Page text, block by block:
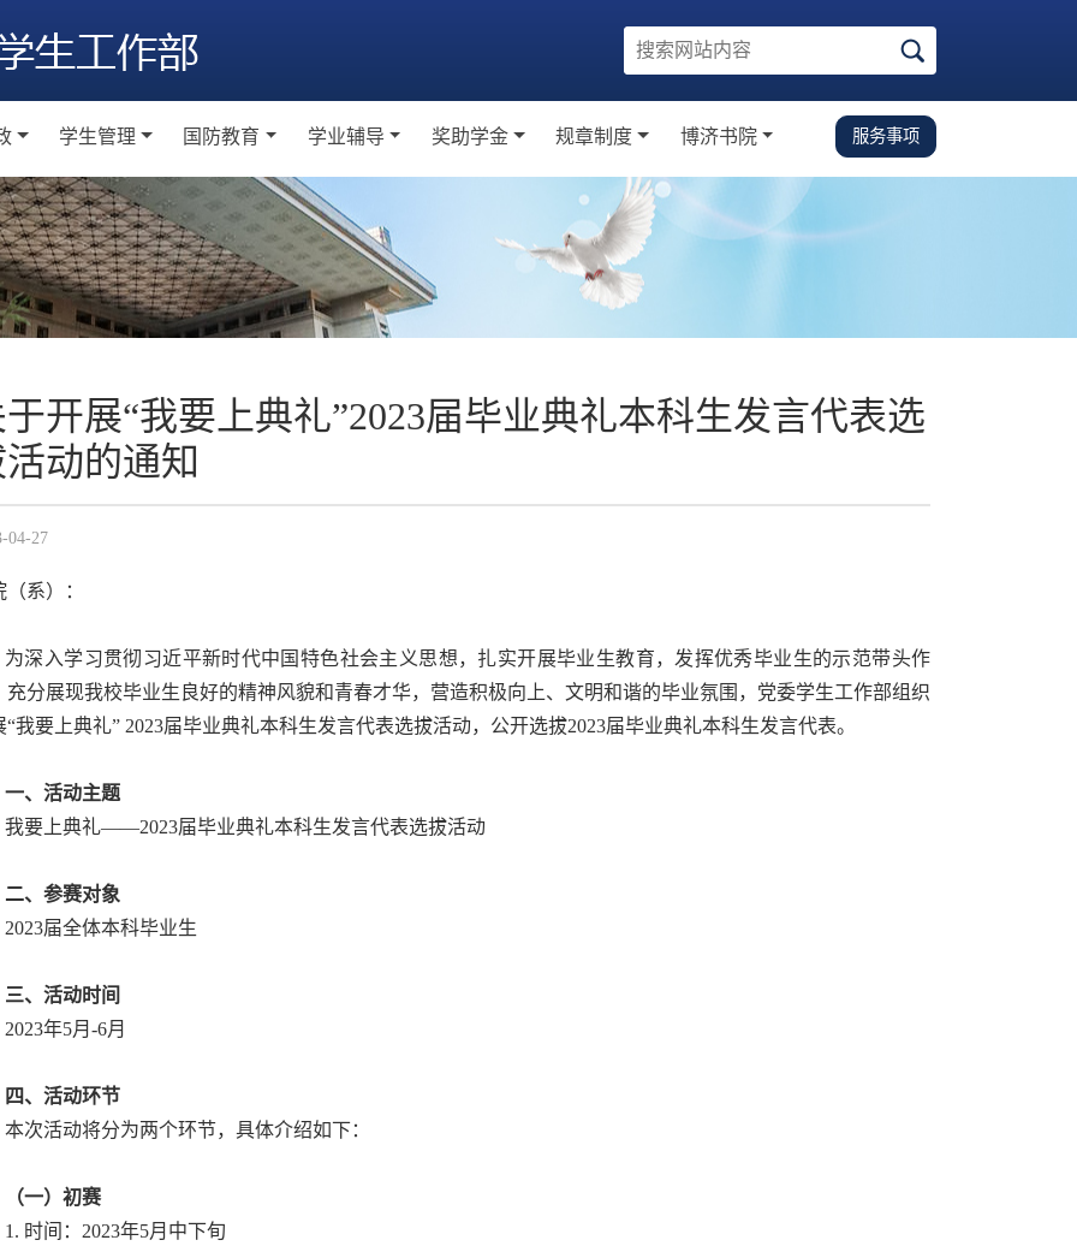
教育
建设
实践
养教育
训练营
学生管理
学生纪律奖惩
宿舍文化建设
国防教育
学生军事训练
军事理论课程
日常国防教育
大学生征兵
学业辅导
学业辅导室
奖助学金
本科生奖学金
规章制度
规章制度
博济书院
校园生活指南
党建思政
服务事项
开展“我要上典礼”2023届毕业典礼本科生发言代表选
动的通知
04-27
（系）：
为深入学习贯彻习近平新时代中国特色社会主义思想，扎实开展毕业生教育，发挥优秀毕业生的示范带头作
充分展现我校毕业生良好的精神风貌和青春才华，营造积极向上、文明和谐的毕业氛围，党委学生工作部组织
“我要上典礼” 2023届毕业典礼本科生发言代表选拔活动，公开选拔2023届毕业典礼本科生发言代表。
一、活动主题
我要上典礼——2023届毕业典礼本科生发言代表选拔活动
二、参赛对象
2023届全体本科毕业生
三、活动时间
2023年5月-6月
四、活动环节
本次活动将分为两个环节，具体介绍如下：
（一）初赛
1. 时间：2023年5月中下旬